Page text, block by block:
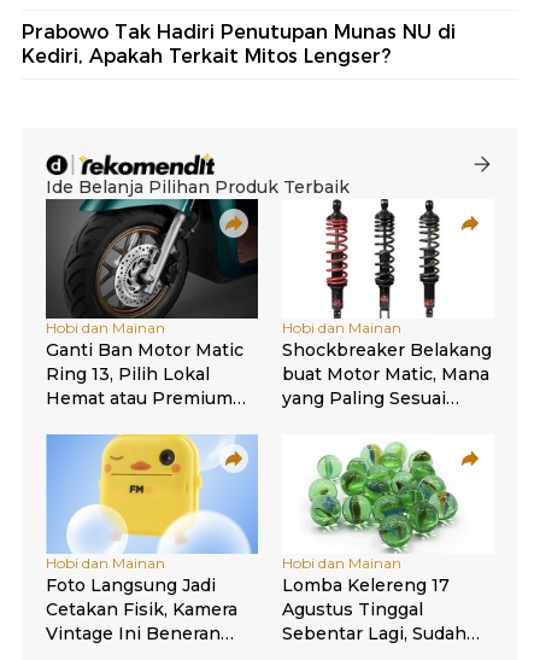
Prabowo Tak Hadiri Penutupan Munas NU di
Kediri, Apakah Terkait Mitos Lengser?